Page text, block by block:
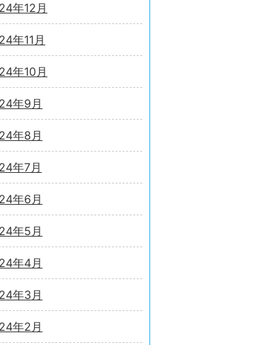
年12月
年11月
年10月
年9月
年8月
年7月
年6月
年5月
年4月
年3月
年2月